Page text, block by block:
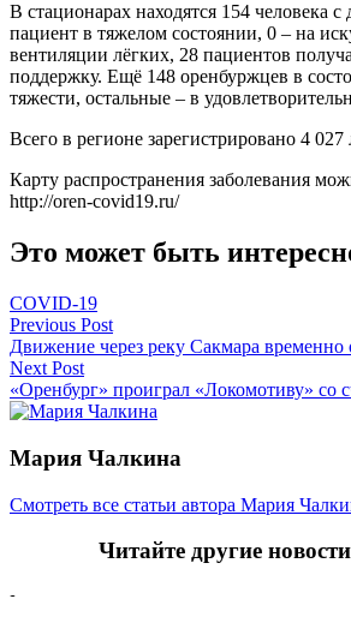
В стационарах находятся 154 человека
пациент в тяжелом состоянии, 0 – на
вентиляции лёгких, 28 пациентов
поддержку. Ещё 148 оренбуржцев в
тяжести, остальные – в
Всего в регионе зарегистрировано 4 027
Карту распространения заболевания
http://oren-covid19.ru/
Это может быть
COVID-19
Навигация
по
записям
Previous Post
Движение через реку Сакмара временно
Next Post
«Оренбург» проиграл «Локомотиву» со
Мария Чалкина
Смотреть все статьи автора Мария
Читайте другие